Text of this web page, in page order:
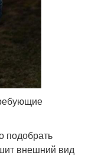
подобрать
внешний вид